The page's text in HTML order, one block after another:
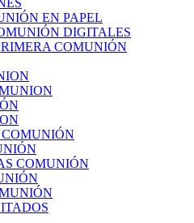
EN PAPEL
DIGITALES
COMUNIÓN
COMUNIÓN